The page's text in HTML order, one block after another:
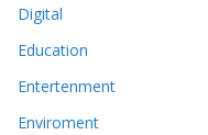
Digital
Education
Entertenment
Enviroment